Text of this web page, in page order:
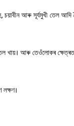
আৰু সূৰ্যমুখী তেল
খায়। আৰু তেওঁলোকৰ
লক্ষণ।